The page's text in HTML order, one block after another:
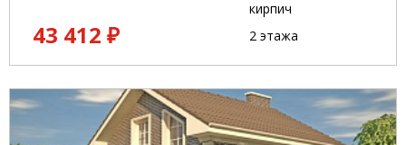
43 412 ₽
кирпич
2 этажа